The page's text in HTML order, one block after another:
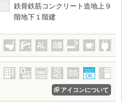
鉄骨鉄筋コンクリート造地上９
階地下１階建
アイコンについて